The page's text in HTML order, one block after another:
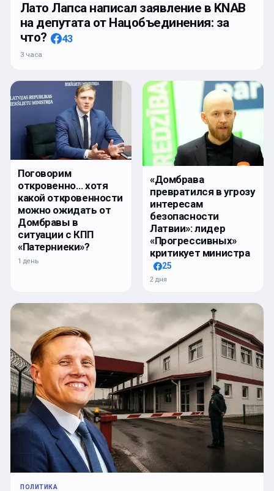
Лато Лапса написал заявление в KNAB
на депутата от Нацобъединения: за
что?
43
3 часа
Поговорим
откровенно… хотя
какой откровенности
можно ожидать от
Домбравы в
ситуации с КПП
«Патерниеки»?
1 день
«Домбрава
превратился в угрозу
интересам
безопасности
Латвии»: лидер
«Прогрессивных»
критикует министра
25
2 дня
ПОЛИТИКА